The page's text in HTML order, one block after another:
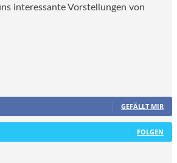
interessante Vorstellungen von
GEFÄLLT MIR
FOLGEN